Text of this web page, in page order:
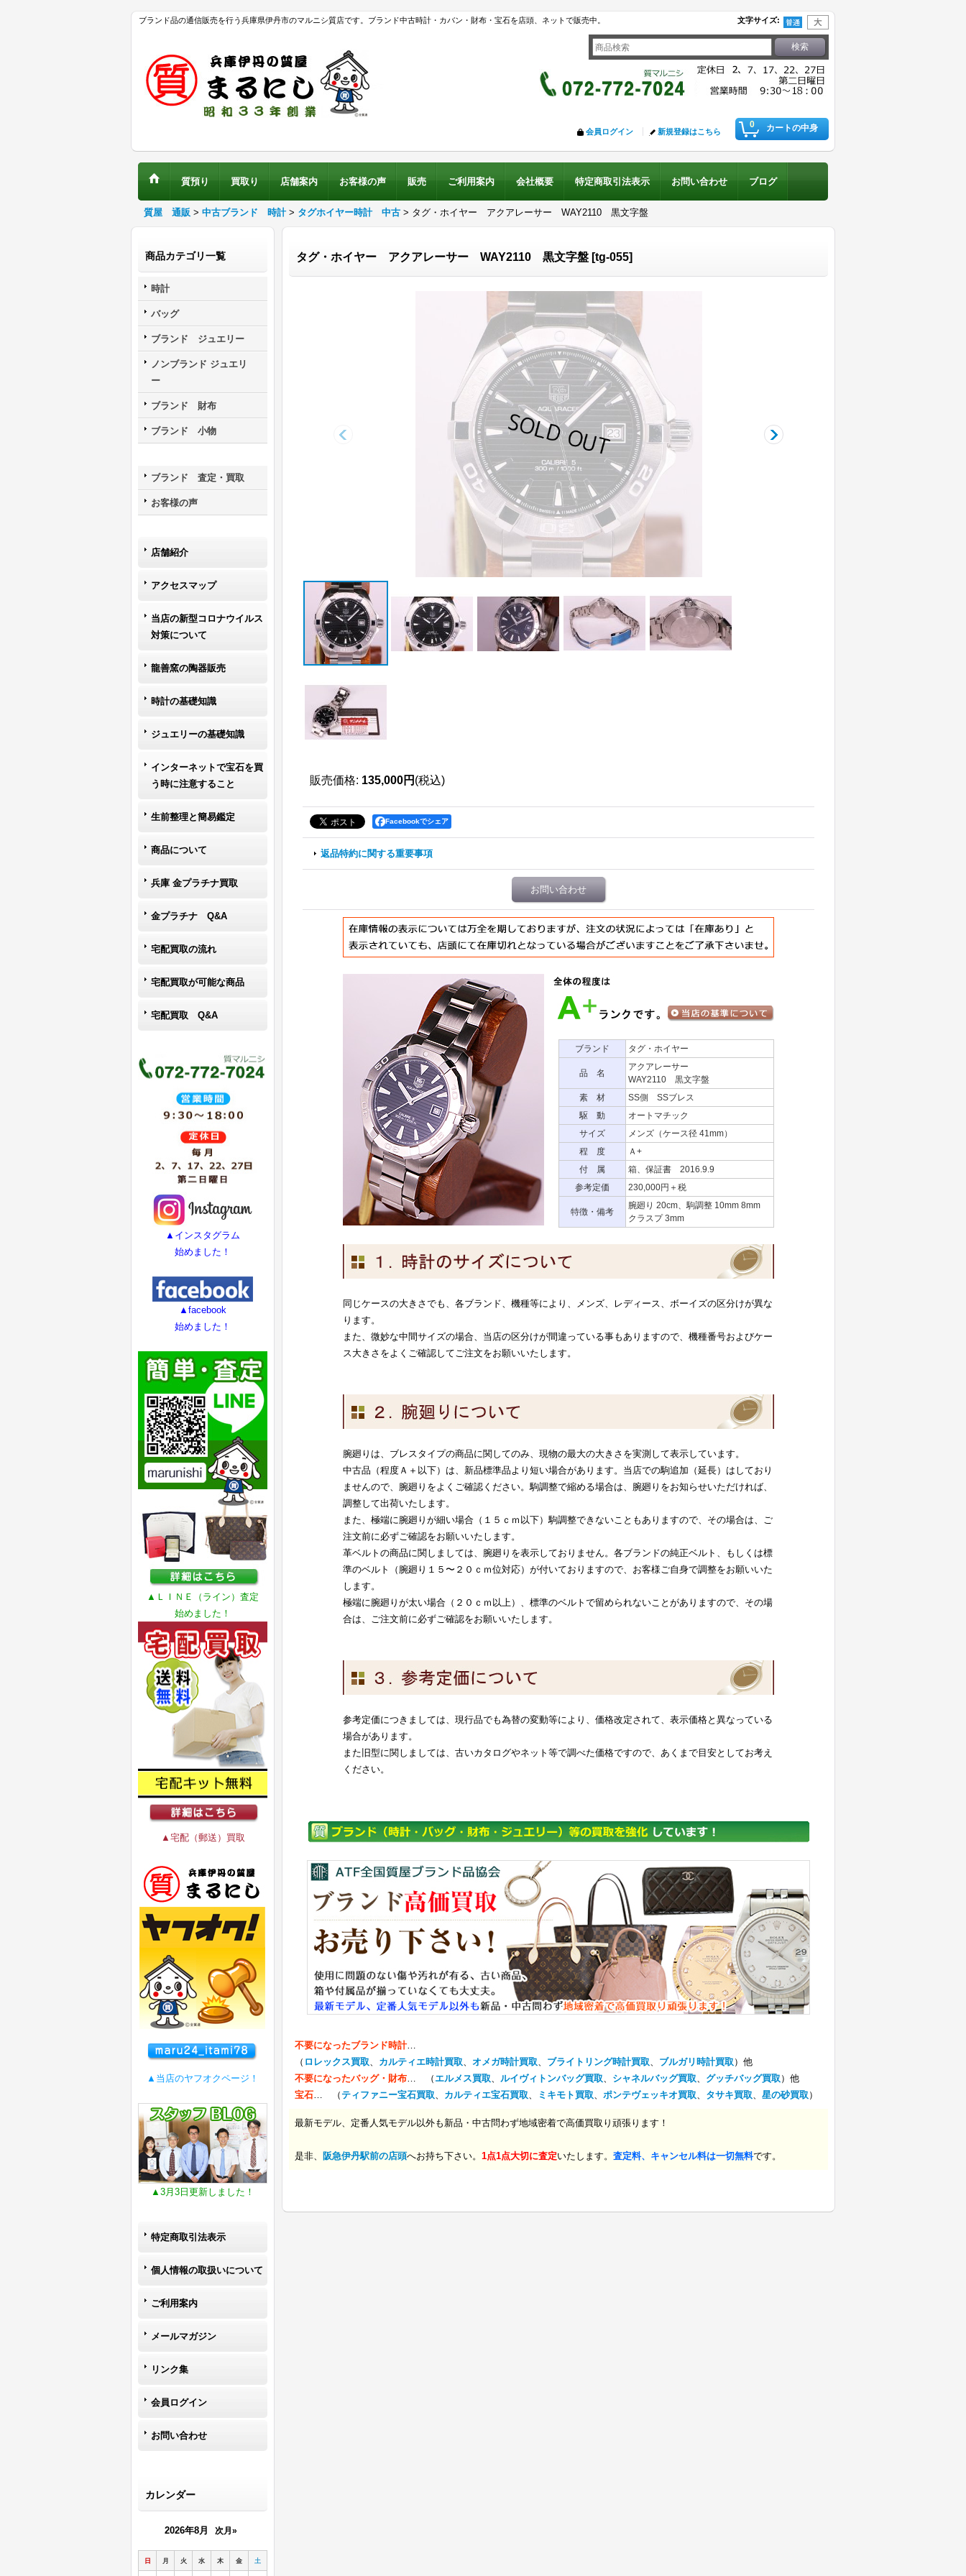
ブランド品の通信販売を行う兵庫県伊丹市のマルニシ質店です。ブランド中古時計・カバン・財布・宝石を店頭、ネットで販売中。 文字サイズ:
0 カートの中身
会員ログイン 新規登録はこちら
質預り 買取り 店舗案内 お客様の声 販売 ご利用案内 会社概要 特定商取引法表示 お問い合わせ ブログ
質屋 通販 > 中古ブランド 時計 > タグホイヤー時計 中古 > タグ・ホイヤー アクアレーサー WAY2110 黒文字盤
商品カテゴリ一覧
時計
バッグ
ブランド ジュエリー
ノンブランド ジュエリ
ー
ブランド 財布
ブランド 小物
ブランド 査定・買取
お客様の声
店舗紹介
アクセスマップ
当店の新型コロナウイルス
対策について
龍善窯の陶器販売
時計の基礎知識
ジュエリーの基礎知識
インターネットで宝石を買
う時に注意すること
生前整理と簡易鑑定
商品について
兵庫 金プラチナ買取
金プラチナ Q&A
宅配買取の流れ
宅配買取が可能な商品
宅配買取 Q&A
▲インスタグラム
始めました！
▲facebook
始めました！
▲ＬＩＮＥ（ライン）査定
始めました！
▲宅配（郵送）買取
▲当店のヤフオクページ！
▲3月3日更新しました！
特定商取引法表示
個人情報の取扱いについて
ご利用案内
メールマガジン
リンク集
会員ログイン
お問い合わせ
カレンダー
2026年8月 次月»
日 月 火 水 木 金 土
タグ・ホイヤー アクアレーサー WAY2110 黒文字盤 [tg-055]
販売価格: 135,000円 (税込)
Facebookでシェア
返品特約に関する重要事項
お問い合わせ
ブランド タグ・ホイヤー
品 名
アクアレーサー
WAY2110 黒文字盤
素 材
SS側 SSブレス
駆 動
オートマチック
サイズ
メンズ（ケース径 41mm）
程 度
Ａ+
付 属
箱、保証書 2016.9.9
参考定価
230,000円＋税
特徴・備考
腕廻り 20cm、駒調整 10mm 8mm
クラスプ 3mm
同じケースの大きさでも、各ブランド、機種等により、メンズ、レディース、ボーイズの区分けが異な
ります。
また、微妙な中間サイズの場合、当店の区分けが間違っている事もありますので、機種番号およびケー
ス大きさをよくご確認してご注文をお願いいたします。
腕廻りは、ブレスタイプの商品に関してのみ、現物の最大の大きさを実測して表示しています。
中古品（程度Ａ＋以下）は、新品標準品より短い場合があります。当店での駒追加（延長）はしており
ませんので、腕廻りをよくご確認ください。駒調整で縮める場合は、腕廻りをお知らせいただければ、
調整して出荷いたします。
また、極端に腕廻りが細い場合（１５ｃｍ以下）駒調整できないこともありますので、その場合は、ご
注文前に必ずご確認をお願いいたします。
革ベルトの商品に関しましては、腕廻りを表示しておりません。各ブランドの純正ベルト、もしくは標
準のベルト（腕廻り１５〜２０ｃｍ位対応）が付いておりますので、お客様ご自身で調整をお願いいた
します。
極端に腕廻りが太い場合（２０ｃｍ以上）、標準のベルトで留められないことがありますので、その場
合は、ご注文前に必ずご確認をお願いいたします。
参考定価につきましては、現行品でも為替の変動等により、価格改定されて、表示価格と異なっている
場合があります。
また旧型に関しましては、古いカタログやネット等で調べた価格ですので、あくまで目安としてお考え
ください。
不要になったブランド時計…
（ ロレックス買取、 カルティエ時計買取、 オメガ時計買取、 ブライトリング時計買取、 ブルガリ時計買取 ）他
不要になったバッグ・財布… （ エルメス買取、 ルイヴィトンバッグ買取、 シャネルバッグ買取、 グッチバッグ買取 ）他
宝石… （ティファニー宝石買取、 カルティエ宝石買取、 ミキモト買取、 ポンテヴェッキオ買取、 タサキ買取、 星の砂買取 ）
最新モデル、定番人気モデル以外も新品・中古問わず地域密着で高価買取り頑張ります！
是非、 阪急伊丹駅前の店頭へお持ち下さい。 1点1点大切に査定いたします。 査定料、キャンセル料は一切無料です。